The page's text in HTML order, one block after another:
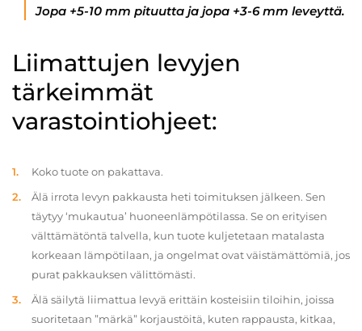
Jopa +5-10 mm pituutta ja jopa +3-6 mm leveyttä.
Liimattujen levyjen
tärkeimmät
varastointiohjeet:
Koko tuote on pakattava.
Älä irrota levyn pakkausta heti toimituksen jälkeen. Sen
täytyy ‘mukautua’ huoneenlämpötilassa. Se on erityisen
välttämätöntä talvella, kun tuote kuljetetaan matalasta
korkeaan lämpötilaan, ja ongelmat ovat väistämättömiä, jos
purat pakkauksen välittömästi.
Älä säilytä liimattua levyä erittäin kosteisiin tiloihin, joissa
suoritetaan ”märkä” korjaustöitä, kuten rappausta, kitkaa,